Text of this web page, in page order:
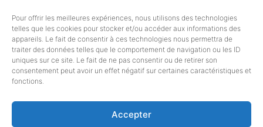
Pour offrir les meilleures expériences, nous utilisons des technologies
telles que les cookies pour stocker et/ou accéder aux informations des
appareils. Le fait de consentir à ces technologies nous permettra de
traiter des données telles que le comportement de navigation ou les ID
uniques sur ce site. Le fait de ne pas consentir ou de retirer son
consentement peut avoir un effet négatif sur certaines caractéristiques et
fonctions.
Accepter
ACCES RAPIDE A CERTAINES